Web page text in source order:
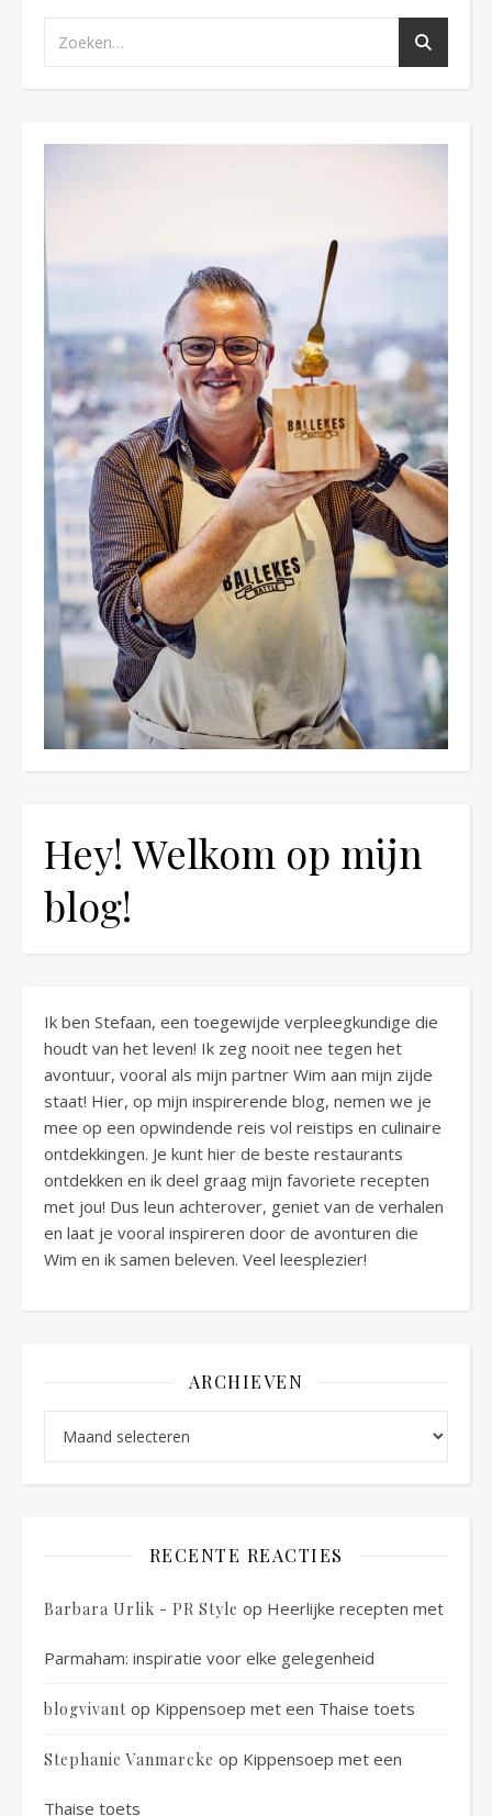
Hey! Welkom op mijn
blog!
Ik ben Stefaan, een toegewijde verpleegkundige die
houdt van het leven! Ik zeg nooit nee tegen het
avontuur, vooral als mijn partner Wim aan mijn zijde
staat! Hier, op mijn inspirerende blog, nemen we je
mee op een opwindende reis vol reistips en culinaire
ontdekkingen. Je kunt hier de beste restaurants
ontdekken en ik deel graag mijn favoriete recepten
met jou! Dus leun achterover, geniet van de verhalen
en laat je vooral inspireren door de avonturen die
Wim en ik samen beleven. Veel leesplezier!
ARCHIEVEN
RECENTE REACTIES
Barbara Urlik - PR Style op Heerlijke recepten met
Parmaham: inspiratie voor elke gelegenheid
blogvivant op Kippensoep met een Thaise toets
Stephanie Vanmarcke op Kippensoep met een
Thaise toets